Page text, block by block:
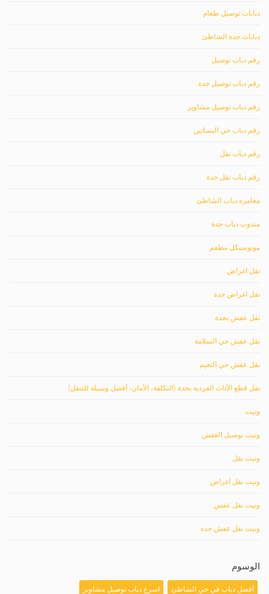
دبابات توصيل طعام
دبابات جدة الشاطئ
رقم دباب توصيل
رقم دباب توصيل جدة
رقم دباب توصيل مشاوير
رقم دباب حي البساتين
رقم دباب نقل
رقم دباب نقل جدة
مغامرة دباب الشاطئ
مندوب دباب جدة
موتوسيكل مطعم
نقل اغراض
نقل اغراض جدة
نقل عفش بجدة
نقل عفش حي السلامة
نقل عفش حي النعيم
نقل قطع الأثاث الفردية بجدة (التكلفة، الأمان، أفضل وسيلة للتنقل)
ونيت
ونيت توصيل العفش
ونيت نقل
ونيت نقل اغراض
ونيت نقل عفش
ونيت نقل عفش جدة
الوسوم
أفضل دباب في حي الشاطئ اسرع دباب توصيل مشاوير